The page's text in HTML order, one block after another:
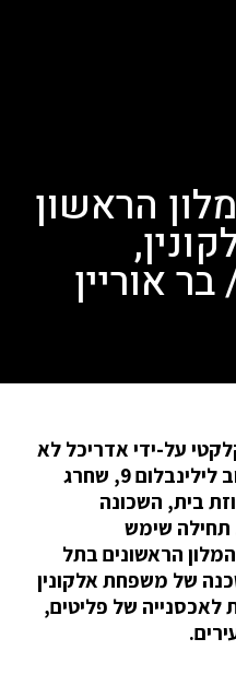
הראשון
9 / בר אוריין
על-ידי אדריכל לא
ידוע ונבנה בשנת 1912 ברחוב לילינבלום 9, שחרג
בית, השכונה
תחילה שימש
הראשונים בתל
משכנה של משפחת אלקונין
לאכסנייה של פליטים,